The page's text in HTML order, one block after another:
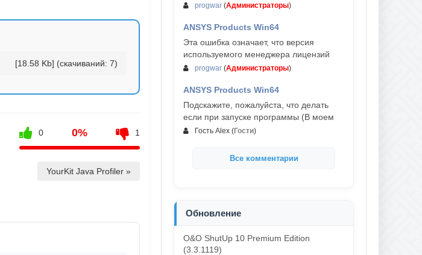
[18.58 Kb] (cкачиваний: 7)
0 0% 1
YourKit Java Profiler »
progwar (Администраторы)
ANSYS Products Win64
Эта ошибка означает, что версия
используемого менеджера лицензий
progwar (Администраторы)
ANSYS Products Win64
Подскажите, пожалуйста, что делать
если при запуске программы (В моем
Гость Alex (Гости)
Все комментарии
Обновление
O&O ShutUp 10 Premium Edition
(3.3.1119)